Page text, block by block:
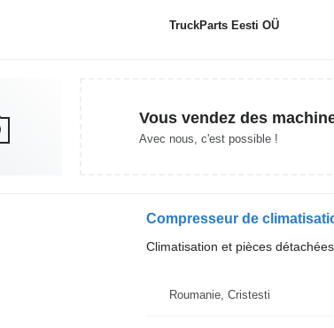
TruckParts Eesti OÜ
Vous vendez des
Avec nous, c'est possible !
Compresseur de
Climatisation et pièces
Roumanie, Cristesti